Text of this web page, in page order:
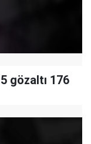
gözaltı 176